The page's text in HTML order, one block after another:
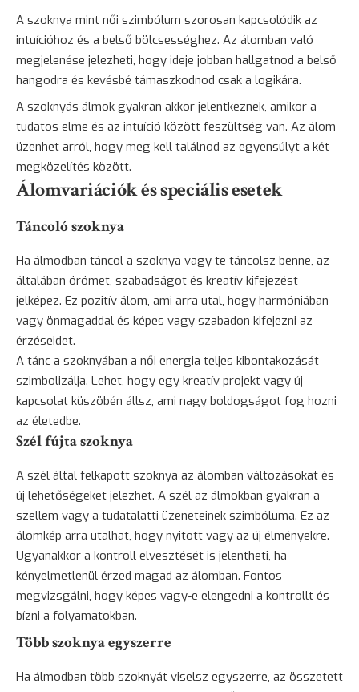
A szoknya mint női szimbólum szorosan kapcsolódik az
intuícióhoz és a belső bölcsességhez. Az álomban való
megjelenése jelezheti, hogy ideje jobban hallgatnod a belső
hangodra és kevésbé támaszkodnod csak a logikára.
A szoknyás álmok gyakran akkor jelentkeznek, amikor a
tudatos elme és az intuíció között feszültség van. Az álom
üzenhet arról, hogy meg kell találnod az egyensúlyt a két
megközelítés között.
Álomvariációk és speciális esetek
Táncoló szoknya
Ha álmodban táncol a szoknya vagy te táncolsz benne, az
általában örömet, szabadságot és kreatív kifejezést
jelképez. Ez pozitív álom, ami arra utal, hogy harmóniában
vagy önmagaddal és képes vagy szabadon kifejezni az
érzéseidet.
A tánc a szoknyában a női energia teljes kibontakozását
szimbolizálja. Lehet, hogy egy kreatív projekt vagy új
kapcsolat küszöbén állsz, ami nagy boldogságot fog hozni
az életedbe.
Szél fújta szoknya
A szél által felkapott szoknya az álomban változásokat és
új lehetőségeket jelezhet. A szél az álmokban gyakran a
szellem vagy a tudatalatti üzeneteinek szimbóluma. Ez az
álomkép arra utalhat, hogy nyitott vagy az új élményekre.
Ugyanakkor a kontroll elvesztését is jelentheti, ha
kényelmetlenül érzed magad az álomban. Fontos
megvizsgálni, hogy képes vagy-e elengedni a kontrollt és
bízni a folyamatokban.
Több szoknya egyszerre
Ha álmodban több szoknyát viselsz egyszerre, az összetett